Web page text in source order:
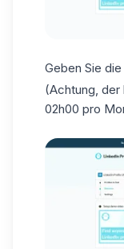
Geben Sie
(Achtung,
02h00 pro